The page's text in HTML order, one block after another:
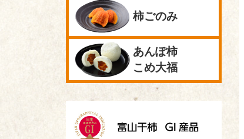
柿ごのみ
あんぽ柿
こめ大福